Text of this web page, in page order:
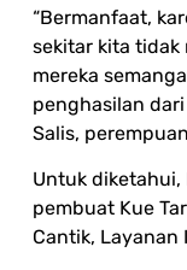
“Bermanfaat,
sekitar kita tidak
mereka
penghasilan
Salis,
Untuk diketahui,
pembuat Kue
Cantik, Layanan